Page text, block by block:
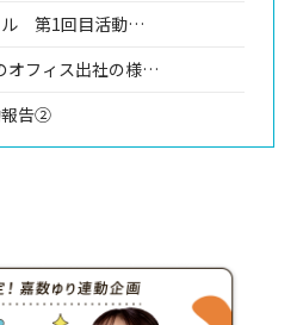
ル 第1回目活動…
フィス出社の様…
報告②